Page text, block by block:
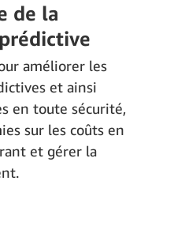
de la
améliorer les
et ainsi
en toute sécurité,
sur les coûts en
et gérer la